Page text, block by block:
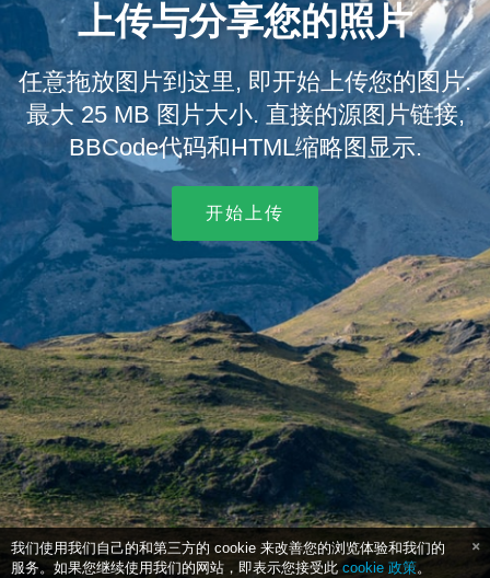
上传与分享您的照片
任意拖放图片到这里, 即开始上传您的图片.
最大 25 MB 图片大小. 直接的源图片链接,
BBCode代码和HTML缩略图显示.
开始上传
我们使用我们自己的和第三方的 cookie 来改善您的浏览体验和我们的
服务。如果您继续使用我们的网站，即表示您接受此 cookie 政策。